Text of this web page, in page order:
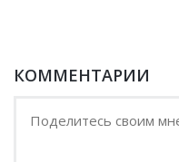
КОММЕНТАРИИ